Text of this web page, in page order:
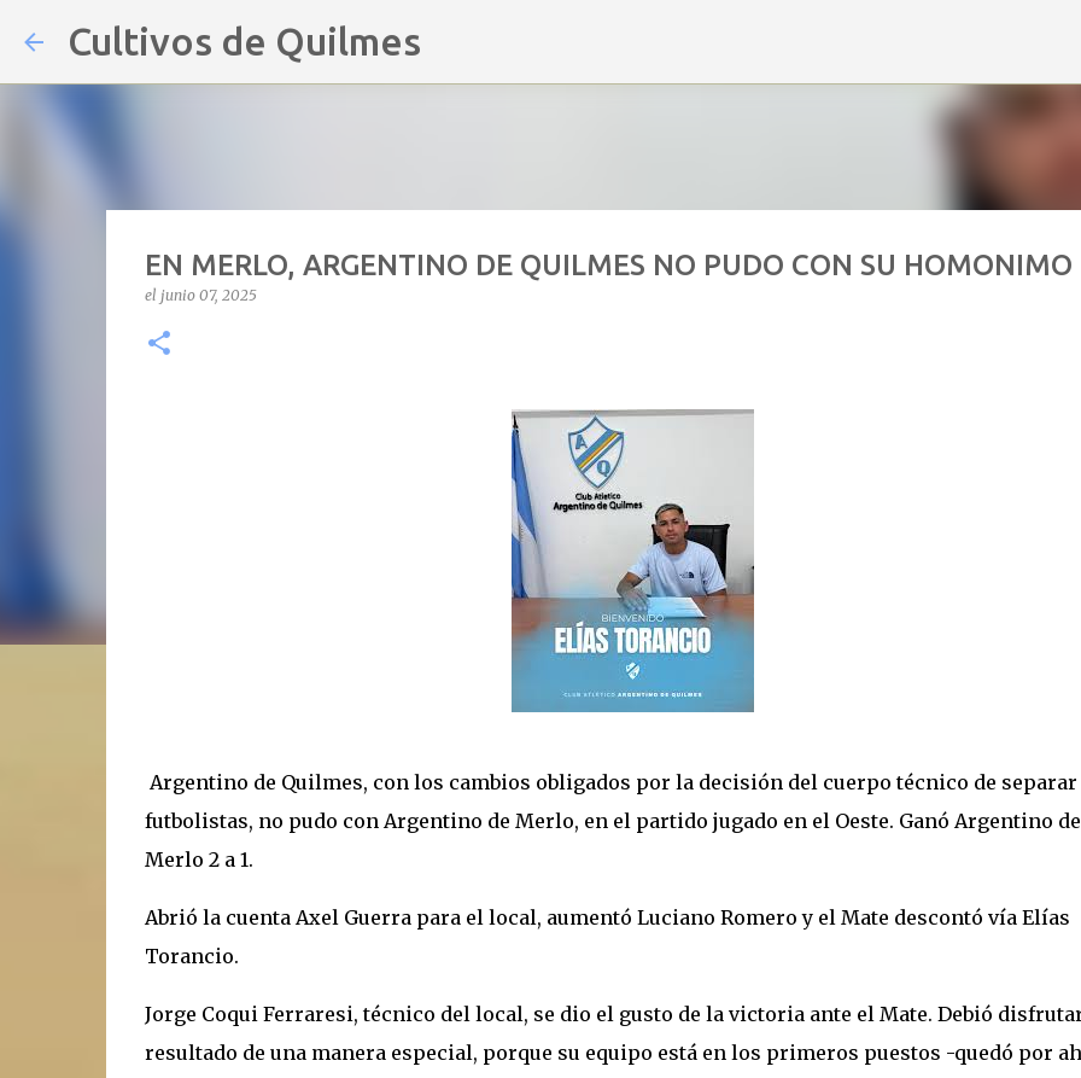
Cultivos de Quilmes
EN MERLO, ARGENTINO DE QUILMES NO PUDO CON SU HOMONIMO
el junio 07, 2025
Argentino de Quilmes, con los cambios obligados por la decisión del cuerpo técnico de separar
futbolistas, no pudo con Argentino de Merlo, en el partido jugado en el Oeste. Ganó Argentino de
Merlo 2 a 1.
Abrió la cuenta Axel Guerra para el local, aumentó Luciano Romero y el Mate descontó vía Elías
Torancio.
Jorge Coqui Ferraresi, técnico del local, se dio el gusto de la victoria ante el Mate. Debió
resultado de una manera especial, porque su equipo está en los primeros puestos -quedó por